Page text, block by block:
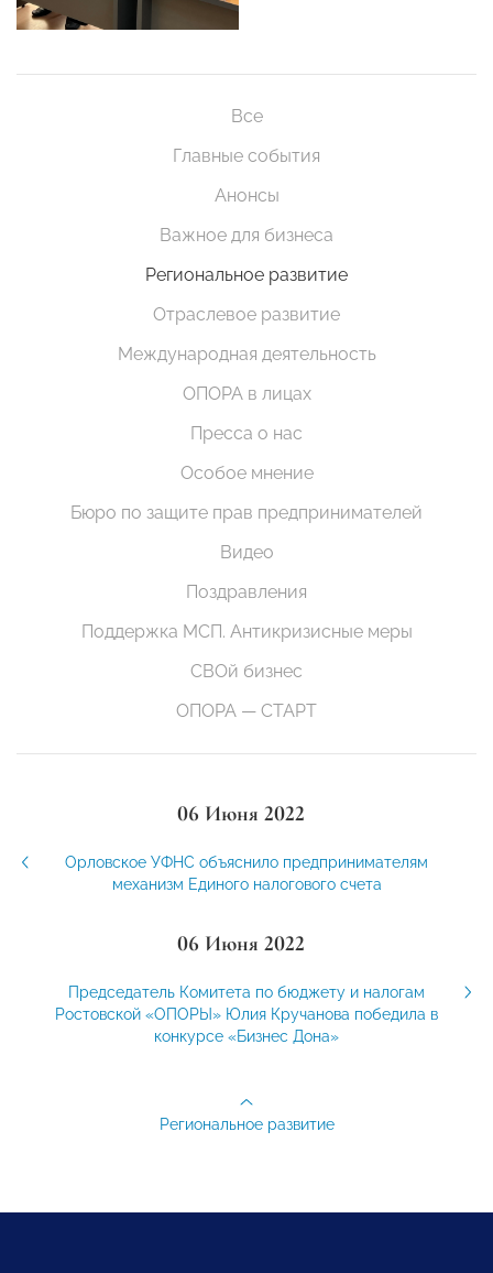
Все
Главные события
Анонсы
Важное для бизнеса
Региональное развитие
Отраслевое развитие
Международная деятельность
ОПОРА в лицах
Пресса о нас
Особое мнение
Бюро по защите прав предпринимателей
Видео
Поздравления
Поддержка МСП. Антикризисные меры
СВОй бизнес
ОПОРА — СТАРТ
06 Июня 2022
Орловское УФНС объяснило предпринимателям
механизм Единого налогового счета
06 Июня 2022
Председатель Комитета по бюджету и налогам
Ростовской «ОПОРЫ» Юлия Кручанова победила в
конкурсе «Бизнес Дона»
Региональное развитие